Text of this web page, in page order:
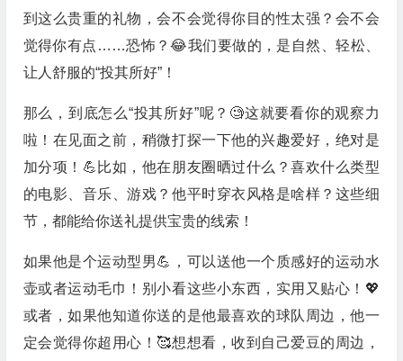
到这么贵重的礼物，会不会觉得你目的性太强？会不会
觉得你有点……恐怖？😂我们要做的，是自然、轻松、
让人舒服的“投其所好”！
那么，到底怎么“投其所好”呢？🧐这就要看你的观察力
啦！在见面之前，稍微打探一下他的兴趣爱好，绝对是
加分项！💪比如，他在朋友圈晒过什么？喜欢什么类型
的电影、音乐、游戏？他平时穿衣风格是啥样？这些细
节，都能给你送礼提供宝贵的线索！
如果他是个运动型男💪，可以送他一个质感好的运动水
壶或者运动毛巾！别小看这些小东西，实用又贴心！💖
或者，如果他知道你送的是他最喜欢的球队周边，他一
定会觉得你超用心！🥰想想看，收到自己爱豆的周边，